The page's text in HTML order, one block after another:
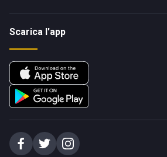
Scarica l'app